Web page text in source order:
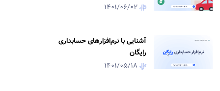
آشنایی با نرم‌افزارهای حسابداری
رایگان